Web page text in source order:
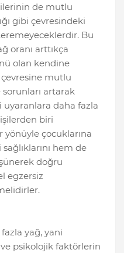
de mutlu
gibi çevresindeki
Bu
oranı arttıkça
olan kendine
mutlu
artarak
uyaranlara daha fazla
biri
yönüyle çocuklarına
hem de
doğru
egzersiz
yağ, yani
psikolojik faktörlerin